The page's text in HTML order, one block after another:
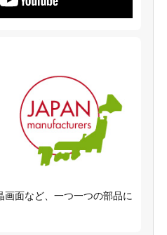
画面など、一つ一つの部品に